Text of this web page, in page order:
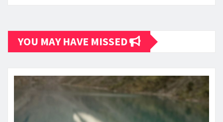
YOU MAY HAVE MISSED